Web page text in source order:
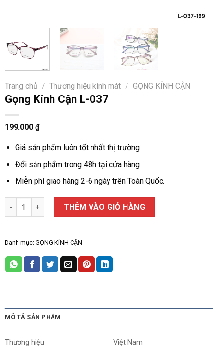
Trang chủ / Thương hiệu kính mát / GỌNG KÍNH CẬN
Gọng Kính Cận L-037
199.000 ₫
Giá sản phẩm luôn tốt nhất thị trường
Đổi sản phẩm trong 48h tại cửa hàng
Miễn phí giao hàng 2-6 ngày trên Toàn Quốc.
Gọng Kính Cận L-037 số lượngTHÊM VÀO GIỎ HÀNG
Danh mục: GỌNG KÍNH CẬN
MÔ TẢ SẢN PHẨM
Thương hiệu
Việt Nam